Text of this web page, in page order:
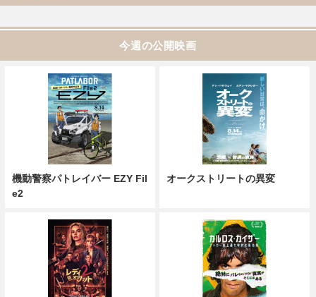
今週の公開映画
機動警察パトレイバー EZY Fil
e2
オークストリートの異変